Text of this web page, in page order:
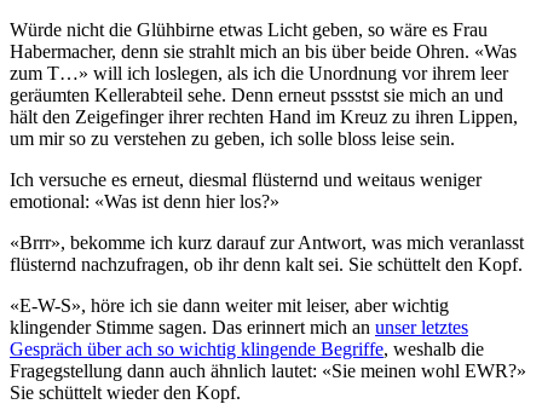
Würde nicht die Glühbirne etwas Licht geben, so wäre es Frau
Habermacher, denn sie strahlt mich an bis über beide Ohren. «Was
zum T…» will ich loslegen, als ich die Unordnung vor ihrem leer
geräumten Kellerabteil sehe. Denn erneut pssstst sie mich an und
hält den Zeigefinger ihrer rechten Hand im Kreuz zu ihren Lippen,
um mir so zu verstehen zu geben, ich solle bloss leise sein.
Ich versuche es erneut, diesmal flüsternd und weitaus weniger
emotional: «Was ist denn hier los?»
«Brrr», bekomme ich kurz darauf zur Antwort, was mich veranlasst
flüsternd nachzufragen, ob ihr denn kalt sei. Sie schüttelt den Kopf.
«E-W-S», höre ich sie dann weiter mit leiser, aber wichtig
klingender Stimme sagen. Das erinnert mich an unser letztes
Gespräch über ach so wichtig klingende Begriffe, weshalb die
Fragegstellung dann auch ähnlich lautet: «Sie meinen wohl EWR?»
Sie schüttelt wieder den Kopf.